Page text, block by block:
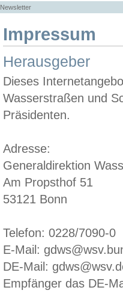
Newsletter
Impressum
Herausgeber
Dieses
Wasserstraßen und
Präsidenten.
Adresse:
Generaldirektion
Am Propsthof 51
53121 Bonn
Telefon: 0228/7090-0
E-Mail:
DE-Mail:
Empfänger das DE-